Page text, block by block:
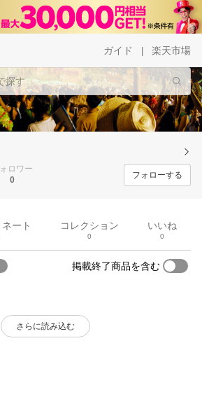
ガイド 楽天市場
ロワー
0
フォローする
ート コレクション
0
いいね
0
掲載終了商品を含む
さらに読み込む